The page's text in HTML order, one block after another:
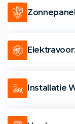
Installatie